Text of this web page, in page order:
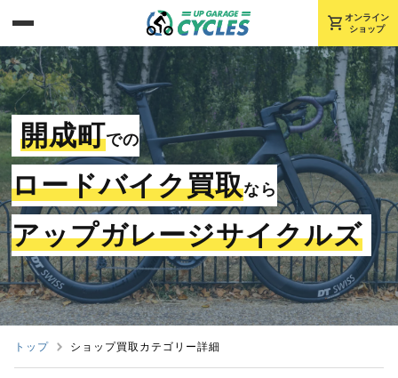
shopping_cart オンライン
ショップ
開成町での
ロードバイク買取なら
アップガレージサイクルズ
トップ ショップ買取カテゴリー詳細